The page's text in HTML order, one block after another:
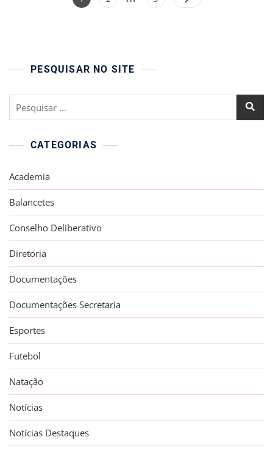
PESQUISAR NO SITE
CATEGORIAS
Academia
Balancetes
Conselho Deliberativo
Diretoria
Documentações
Documentações Secretaria
Esportes
Futebol
Natação
Notícias
Notícias Destaques